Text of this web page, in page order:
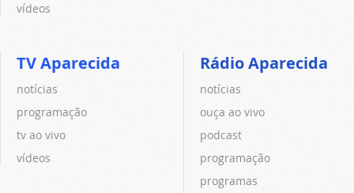
vídeos
TV Aparecida
notícias
programação
tv ao vivo
vídeos
Rádio Aparecida
notícias
ouça ao vivo
podcast
programação
programas